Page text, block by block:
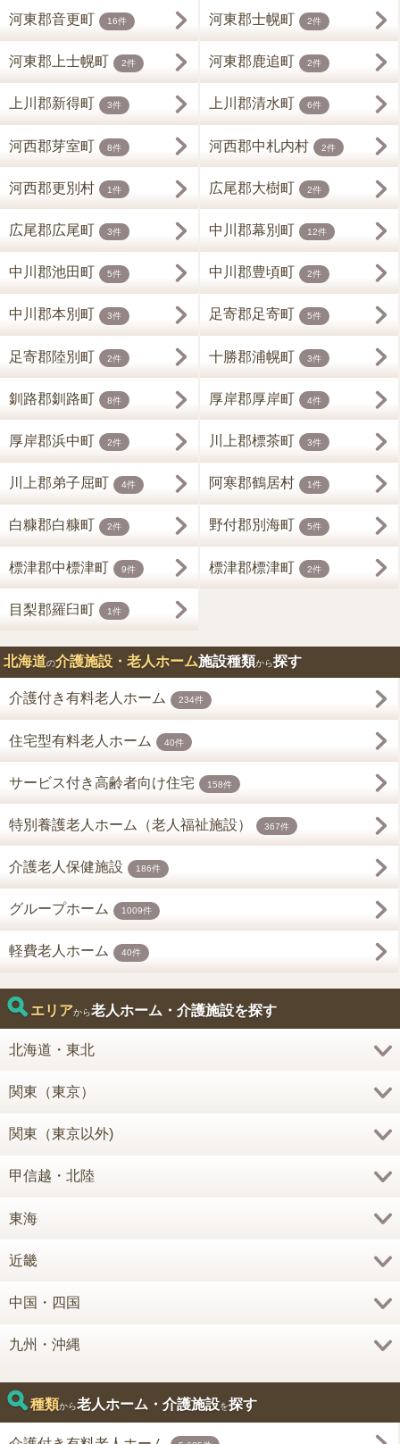
河東郡音更町 16件 河東郡士幌町 2件
河東郡上士幌町 2件 河東郡鹿追町 2件
上川郡新得町 3件 上川郡清水町 6件
河西郡芽室町 8件 河西郡中札内村 2件
河西郡更別村 1件 広尾郡大樹町 2件
広尾郡広尾町 3件 中川郡幕別町 12件
中川郡池田町 5件 中川郡豊頃町 2件
中川郡本別町 3件 足寄郡足寄町 5件
足寄郡陸別町 2件 十勝郡浦幌町 3件
釧路郡釧路町 8件 厚岸郡厚岸町 4件
厚岸郡浜中町 2件 川上郡標茶町 3件
川上郡弟子屈町 4件 阿寒郡鶴居村 1件
白糠郡白糠町 2件 野付郡別海町 5件
標津郡中標津町 9件 標津郡標津町 2件
目梨郡羅臼町 1件
北海道の介護施設・老人ホーム施設種類から探す
介護付き有料老人ホーム 234件
住宅型有料老人ホーム 40件
サービス付き高齢者向け住宅 158件
特別養護老人ホーム（老人福祉施設） 367件
介護老人保健施設 186件
グループホーム 1009件
軽費老人ホーム 40件
エリアから老人ホーム・介護施設を探す
北海道・東北
関東（東京）
関東（東京以外)
甲信越・北陸
東海
近畿
中国・四国
九州・沖縄
種類から老人ホーム・介護施設を探す